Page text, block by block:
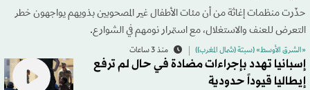
حذّرت منظمات إغاثة من أن مئات الأطفال غير المصحوبين بذويهم يواجهون خطر
التعرض للعنف والاستغلال، مع استمرار نومهم في الشوارع.
«الشرق الأوسط» (سبتة (شمال المغرب)) منذ 3 ساعات
إسبانيا تهدد بإجراءات مضادة في حال لم ترفع
إيطاليا قيوداً حدودية